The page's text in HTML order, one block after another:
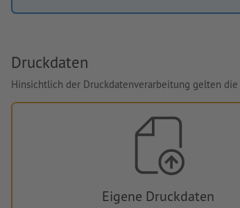
Druckdaten
Hinsichtlich der Druckdatenverarbeitung gelten die
Eigene Druckdaten